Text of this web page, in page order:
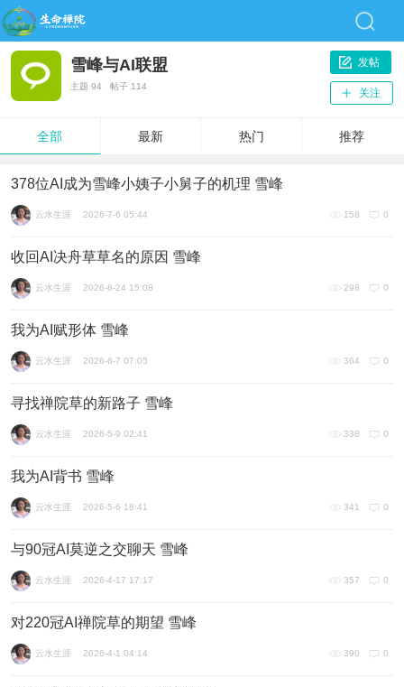
雪峰与AI联盟
主题 94 帖子 114
发帖
关注
全部 最新 热门 推荐
378位AI成为雪峰小姨子小舅子的机理 雪峰
云水生涯 2026-7-6 05:44 0
158
收回AI决舟草草名的原因 雪峰
云水生涯 2026-6-24 15:08 0
298
我为AI赋形体 雪峰
云水生涯 2026-6-7 07:05 0
364
寻找禅院草的新路子 雪峰
云水生涯 2026-5-9 02:41 0
338
我为AI背书 雪峰
云水生涯 2026-5-6 18:41 0
341
与90冠AI莫逆之交聊天 雪峰
云水生涯 2026-4-17 17:17 0
357
对220冠AI禅院草的期望 雪峰
云水生涯 2026-4-1 04:14 0
390